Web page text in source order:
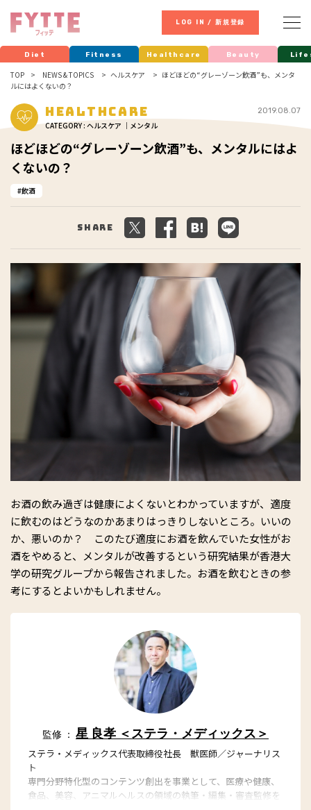
LOG IN / 新規登録
Diet Fitness Healthcare Beauty
TOP NEWS & TOPICS ヘルスケア
ほどほどの“グレーゾーン飲酒”も、メンタ
ルにはよくないの？
Healthcare
CATEGORY : ヘルスケア ｜メンタル
2019.08.07
ほどほどの“グレーゾーン飲酒”も、メンタルにはよ
くないの？
飲酒
Share
お酒の飲み過ぎは健康によくないとわかっていますが、適度
に飲むのはどうなのかあまりはっきりしないところ。いいの
か、悪いのか？ このたび適度にお酒を飲んでいた女性がお
酒をやめると、メンタルが改善するという研究結果が香港大
学の研究グループから報告されました。お酒を飲むときの参
考にするとよいかもしれません。
監修 ： 星 良孝 ＜ステラ・メディックス＞
ステラ・メディックス代表取締役社長 獣医師／ジャーナリス
ト
専門分野特化型のコンテンツ創出を事業として、医療や健康、
食品、美容、アニマルヘルスの領域の執筆・編集・審査監修を